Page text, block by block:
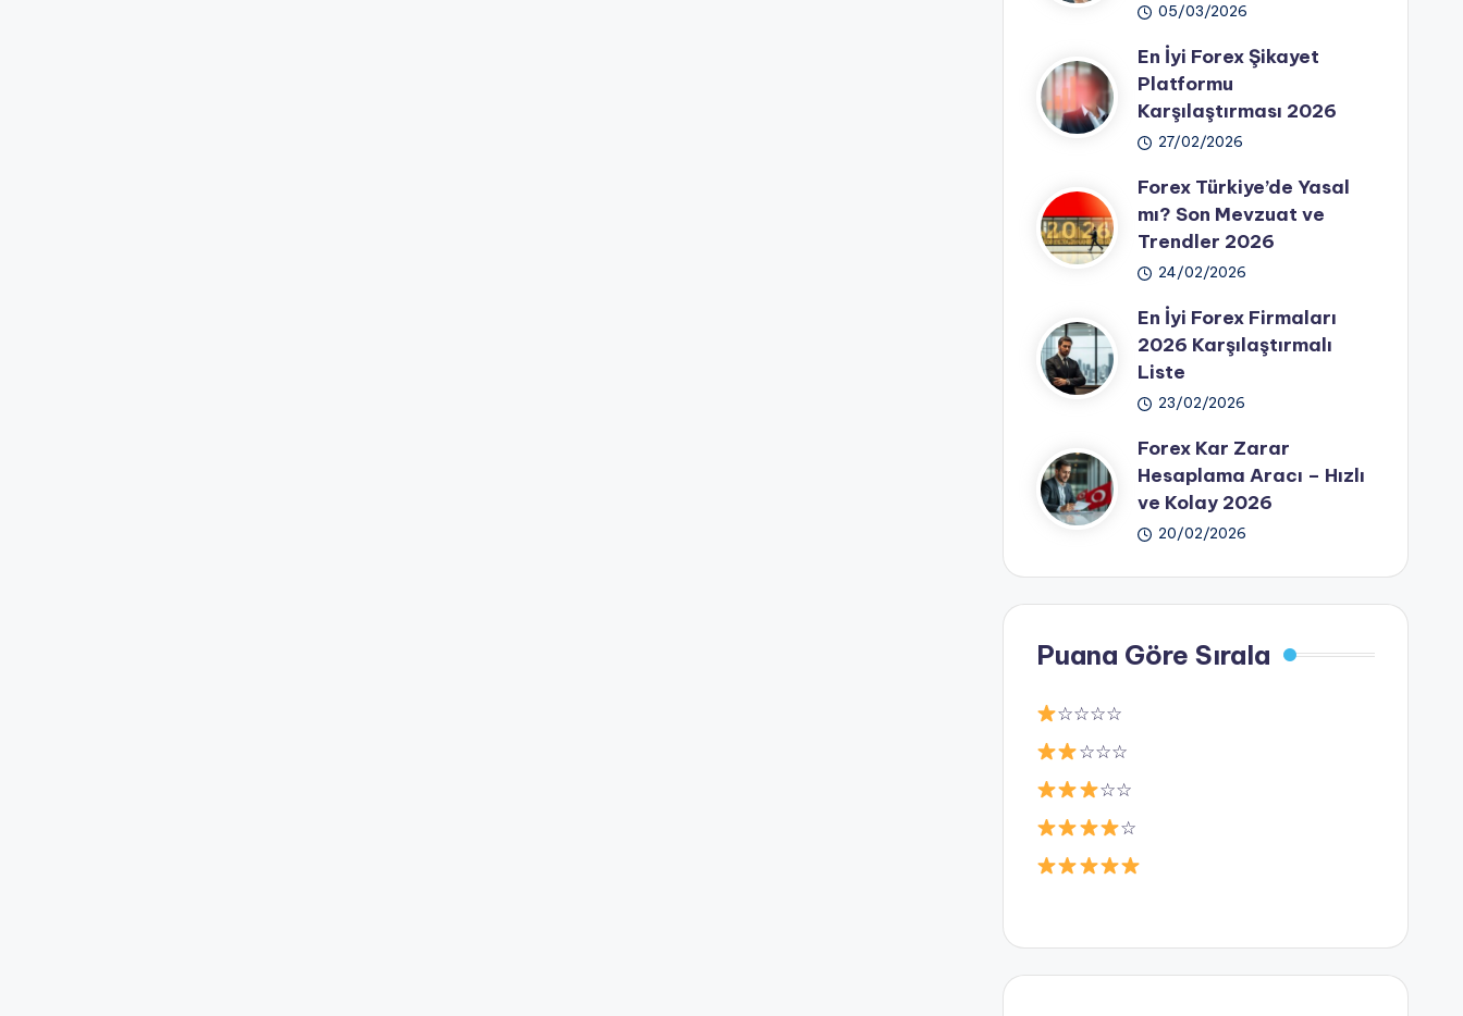
05/03/2026
En İyi Forex Şikayet
Platformu
Karşılaştırması 2026
27/02/2026
Forex Türkiye’de Yasal
mı? Son Mevzuat ve
Trendler 2026
24/02/2026
En İyi Forex Firmaları
2026 Karşılaştırmalı
Liste
23/02/2026
Forex Kar Zarar
Hesaplama Aracı – Hızlı
ve Kolay 2026
20/02/2026
Puana Göre Sırala
☆☆☆☆
☆☆☆
☆☆
☆